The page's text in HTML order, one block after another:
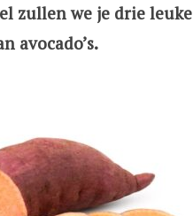
zullen we je drie leuke
avocado’s.